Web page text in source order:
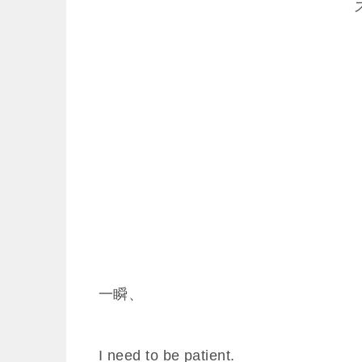
一瞬、
I need to be patient.